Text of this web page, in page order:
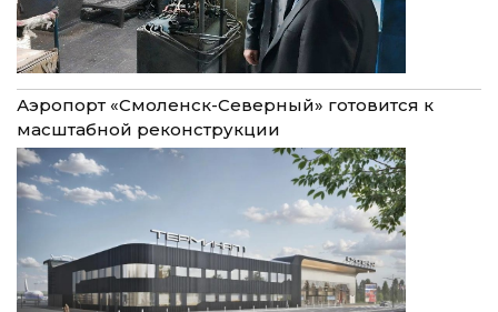
Аэропорт «Смоленск-Северный» готовится к
масштабной реконструкции